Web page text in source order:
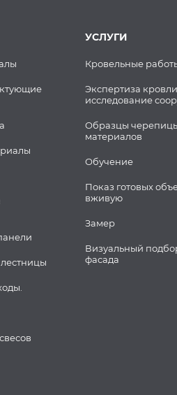
УСЛУГИ
Кровельные
Экспертиза кровли,
исследование
Образцы
материалов
Обучение
Показ готовых
вживую
Замер
Визуальный
фасада